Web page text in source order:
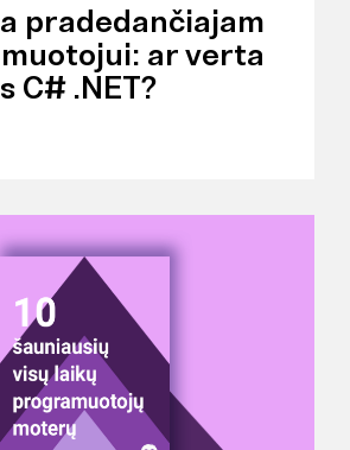
pradedančiajam
ar verta
C# .NET?